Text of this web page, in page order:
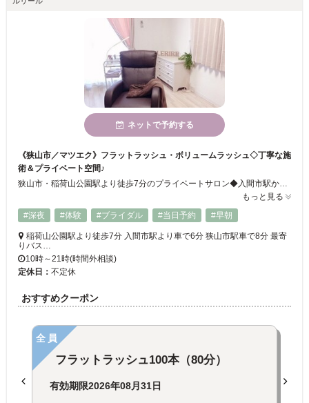
ネットで予約する
《狭山市／マツエク》フラットラッシュ・ボリュームラッシュ◇丁寧な施
術＆プライベート空間♪
もっと見る
#深夜
#体験 #ブライダル #当日予約 #早朝
稲荷山公園駅より徒歩7分 入間市駅より車で6分 狭山市駅車で8分 最寄
りバス…
10時～21時(時間外相談)
定休日： 不定休
おすすめクーポン
全員
フラットラッシュ100本（80分）
有効期限2026年08月31日